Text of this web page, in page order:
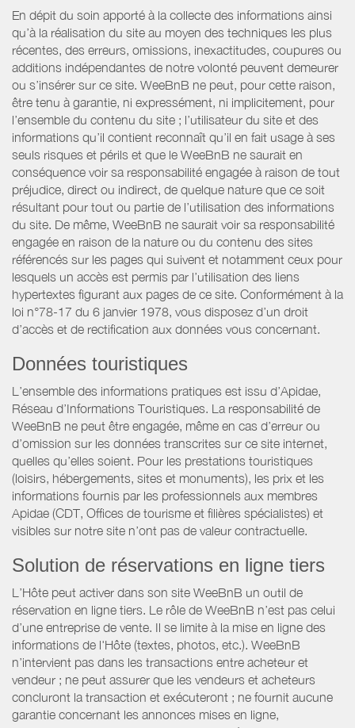
En dépit du soin apporté à la collecte des informations ainsi
qu’à la réalisation du site au moyen des techniques les plus
récentes, des erreurs, omissions, inexactitudes, coupures ou
additions indépendantes de notre volonté peuvent demeurer
ou s’insérer sur ce site. WeeBnB ne peut, pour cette raison,
être tenu à garantie, ni expressément, ni implicitement, pour
l’ensemble du contenu du site ; l’utilisateur du site et des
informations qu’il contient reconnaît qu’il en fait usage à ses
seuls risques et périls et que le WeeBnB ne saurait en
conséquence voir sa responsabilité engagée à raison de tout
préjudice, direct ou indirect, de quelque nature que ce soit
résultant pour tout ou partie de l’utilisation des informations
du site. De même, WeeBnB ne saurait voir sa responsabilité
engagée en raison de la nature ou du contenu des sites
référencés sur les pages qui suivent et notamment ceux pour
lesquels un accès est permis par l’utilisation des liens
hypertextes figurant aux pages de ce site. Conformément à la
loi n°78-17 du 6 janvier 1978, vous disposez d’un droit
d’accès et de rectification aux données vous concernant.
Données touristiques
L’ensemble des informations pratiques est issu d’Apidae,
Réseau d’Informations Touristiques. La responsabilité de
WeeBnB ne peut être engagée, même en cas d’erreur ou
d’omission sur les données transcrites sur ce site internet,
quelles qu’elles soient. Pour les prestations touristiques
(loisirs, hébergements, sites et monuments), les prix et les
informations fournis par les professionnels aux membres
Apidae (CDT, Offices de tourisme et filières spécialistes) et
visibles sur notre site n’ont pas de valeur contractuelle.
Solution de réservations en ligne tiers
L’Hôte peut activer dans son site WeeBnB un outil de
réservation en ligne tiers. Le rôle de WeeBnB n’est pas celui
d’une entreprise de vente. Il se limite à la mise en ligne des
informations de l'Hôte (textes, photos, etc.). WeeBnB
n’intervient pas dans les transactions entre acheteur et
vendeur ; ne peut assurer que les vendeurs et acheteurs
concluront la transaction et exécuteront ; ne fournit aucune
garantie concernant les annonces mises en ligne,